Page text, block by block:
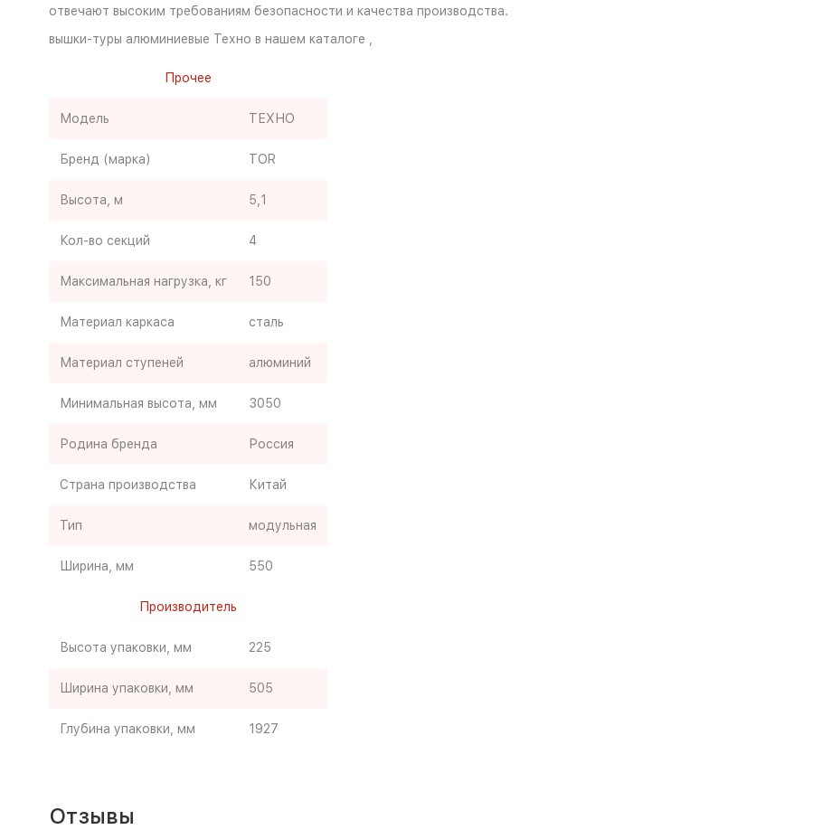
отвечают высоким требованиям безопасности и качества производства.
вышки-туры алюминиевые Техно в нашем каталоге ,
Прочее
Модель ТЕХНО
Бренд (марка) TOR
Высота, м 5,1
Кол-во секций 4
Максимальная нагрузка, кг 150
Материал каркаса сталь
Материал ступеней алюминий
Минимальная высота, мм 3050
Родина бренда Россия
Страна производства Китай
Тип модульная
Ширина, мм 550
Производитель
Высота упаковки, мм 225
Ширина упаковки, мм 505
Глубина упаковки, мм 1927
Отзывы